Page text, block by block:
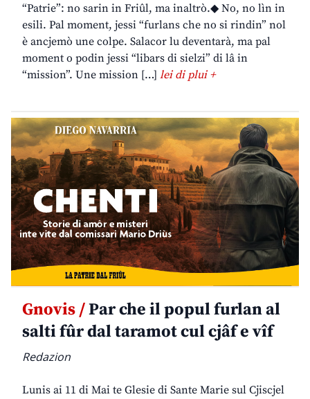
“Patrie”: no sarin in Friûl, ma inaltrò.◆ No, no lìn in
esili. Pal moment, jessi “furlans che no si rindin” nol
è ancjemò une colpe. Salacor lu deventarà, ma pal
moment o podin jessi “libars di sielzi” di lâ in
“mission”. Une mission […] lei di plui +
Gnovis /Par che il popul furlan al
salti fûr dal taramot cul cjâf e vîf
Redazion
Lunis ai 11 di Mai te Glesie di Sante Marie sul Cjiscjel